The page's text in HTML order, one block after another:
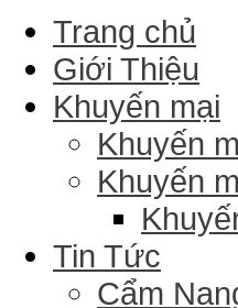
Trang chủ
Giới Thiệu
Khuyến mại
Khuyến
Khuyến
Tin Tức
Cẩm